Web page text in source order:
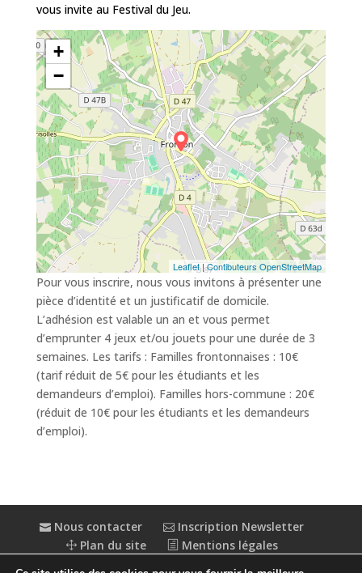
vous invite au Festival du Jeu.
+
−
Leaflet|Contibuteurs OpenStreetMap
Pour vous inscrire, nous vous invitons à présenter une
pièce d’identité et un justificatif de domicile.
L’adhésion est valable un an et vous permet
d’emprunter 4 jeux et/ou jouets pour une durée de 3
semaines. Les tarifs : Familles frontonnaises : 10€
(tarif réduit de 5€ pour les étudiants et les
demandeurs d’emploi). Familles hors-commune : 20€
(réduit de 10€ pour les étudiants et les demandeurs
d’emploi).
Nous contacter
Inscription Newsletter
Plan du site
Mentions légales